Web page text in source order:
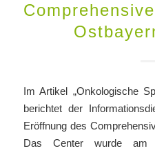
Im Artikel „Onkologische
berichtet der
Eröffnung des
Das Center wurde